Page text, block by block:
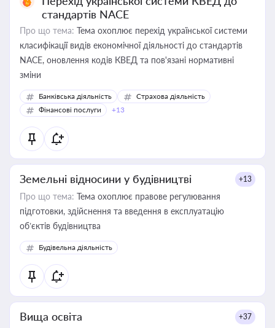
стандартів NACE
Про що тема: Тема охоплює перехід української системи
класифікації видів економічної діяльності до стандартів
NACE, оновлення кодів КВЕД та пов'язані нормативні
зміни
Банківська діяльність
Страхова діяльність
Фінансові послуги
+13
Земельні відносини у будівництві +13
Про що тема: Тема охоплює правове регулювання
підготовки, здійснення та введення в експлуатацію
об’єктів будівництва
Будівельна діяльність
Вища освіта +37